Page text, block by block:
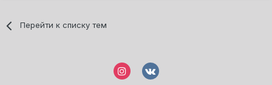
Перейти к списку тем